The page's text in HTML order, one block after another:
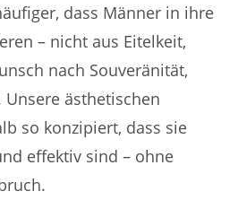
dass Männer in ihre
– nicht aus Eitelkeit,
nach Souveränität,
Unsere ästhetischen
so konzipiert, dass sie
effektiv sind – ohne